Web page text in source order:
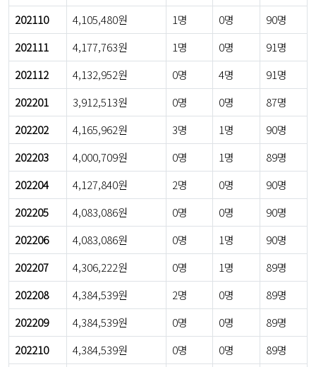
202110
4,105,480원 1명 0명
90명
202111
4,177,763원 1명 0명
91명
202112
4,132,952원 0명 4명
91명
202201
3,912,513원 0명 0명
87명
202202
4,165,962원 3명 1명
90명
202203
4,000,709원 0명 1명
89명
202204
4,127,840원 2명 0명
90명
202205
4,083,086원 0명 0명
90명
202206
4,083,086원 0명 1명
90명
202207
4,306,222원 0명 1명
89명
202208
4,384,539원 2명 0명
89명
202209
4,384,539원 0명 0명
89명
202210
4,384,539원 0명 0명 89명